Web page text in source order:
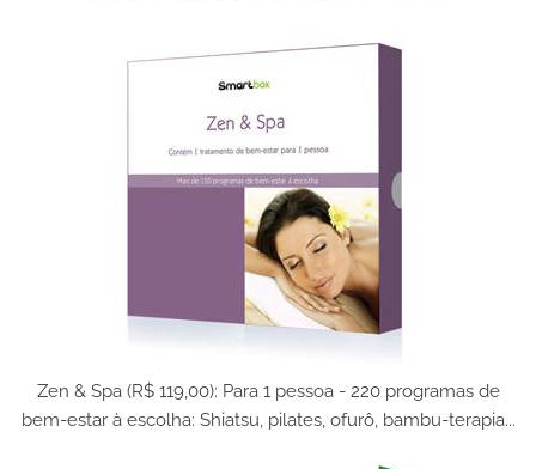
Zen & Spa (R$ 119,00): Para 1 pessoa - 220 programas de
bem-estar à escolha: Shiatsu, pilates, ofurô, bambu-terapia...